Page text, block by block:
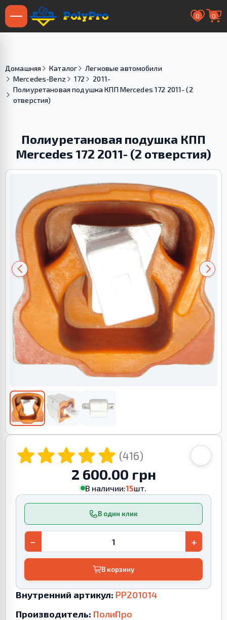
0 0
Домашняя Каталог
Легковые автомобили
Mercedes-Benz
172
2011-
Полиуретановая подушка КПП Merсedes 172 2011- (2
отверстия)
Полиуретановая подушка КПП
Merсedes 172 2011- (2 отверстия)
(416)
2 600.00 грн
В наличии:15шт.
В один клик
− +
В корзину
Внутренний артикул: PP201014
Производитель: ПолиПро